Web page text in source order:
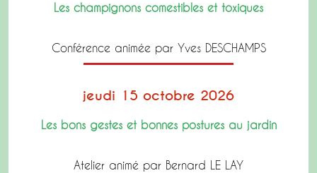
Les champignons comestibles et toxiques
Conférence animée par Yves DESCHAMPS
jeudi 15 octobre 2026
Les bons gestes et bonnes postures au jardin
Atelier animé par Bernard LE LAY